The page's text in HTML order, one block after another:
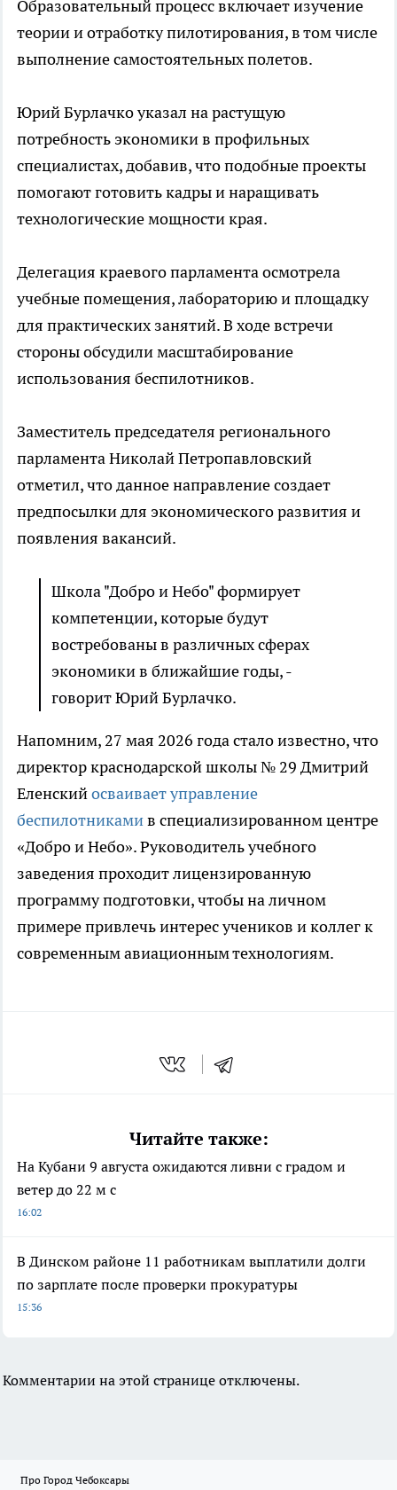
Образовательный процесс включает изучение
теории и отработку пилотирования, в том числе
выполнение самостоятельных полетов.
Юрий Бурлачко указал на растущую
потребность экономики в профильных
специалистах, добавив, что подобные проекты
помогают готовить кадры и наращивать
технологические мощности края.
Делегация краевого парламента осмотрела
учебные помещения, лабораторию и площадку
для практических занятий. В ходе встречи
стороны обсудили масштабирование
использования беспилотников.
Заместитель председателя регионального
парламента Николай Петропавловский
отметил, что данное направление создает
предпосылки для экономического развития и
появления вакансий.
Школа "Добро и Небо" формирует
компетенции, которые будут
востребованы в различных сферах
экономики в ближайшие годы, -
говорит Юрий Бурлачко.
Напомним, 27 мая 2026 года стало известно, что
директор краснодарской школы № 29 Дмитрий
Еленскийосваивает управление
беспилотникамив специализированном центре
«Добро и Небо». Руководитель учебного
заведения проходит лицензированную
программу подготовки, чтобы на личном
примере привлечь интерес учеников и коллег к
современным авиационным технологиям.
Читайте также:
На Кубани 9 августа ожидаются ливни с градом и
ветер до 22 м с
16:02
В Динском районе 11 работникам выплатили долги
по зарплате после проверки прокуратуры
15:36
Комментарии на этой странице отключены.
Про Город Чебоксары